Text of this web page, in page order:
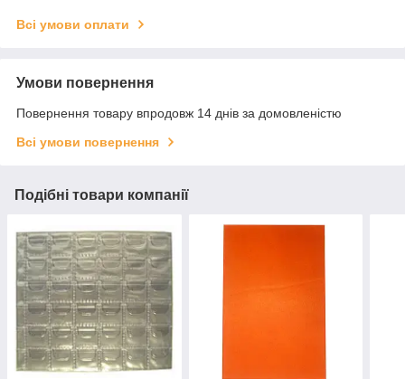
Всі умови оплати
Умови повернення
Повернення товару впродовж 14 днів за домовленістю
Всі умови повернення
Подібні товари компанії